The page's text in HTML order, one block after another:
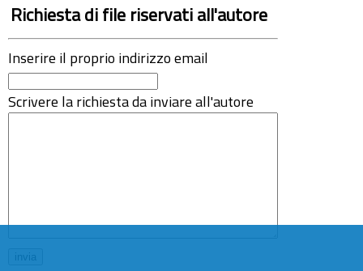
Richiesta di file riservati all'autore
Inserire il proprio indirizzo email
Scrivere la richiesta da inviare all'autore